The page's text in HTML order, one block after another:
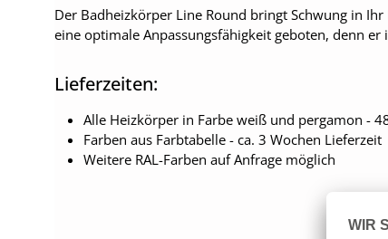
Der Badheizkörper Line Round bringt Schwung in
eine optimale Anpassungsfähigkeit geboten, denn
Lieferzeiten:
Alle Heizkörper in Farbe weiß und pergamon -
Farben aus Farbtabelle - ca. 3 Wochen Lieferzeit
Weitere RAL-Farben auf Anfrage möglich